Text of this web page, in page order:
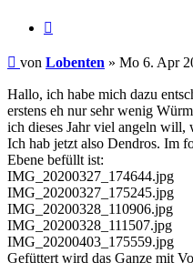
Beitrag
von Lobenten » Mo 6. Apr
Hallo, ich habe mich dazu
erstens eh nur sehr wenig
ich dieses Jahr viel angeln will,
Ich hab jetzt also Dendros. Im
Ebene befüllt ist:
IMG_20200327_174644.jpg
IMG_20200327_175245.jpg
IMG_20200328_110906.jpg
IMG_20200328_111507.jpg
IMG_20200403_175559.jpg
Gefüttert wird das Ganze mit